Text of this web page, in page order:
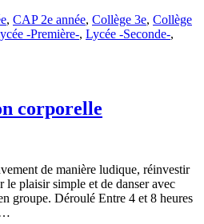
, CAP 2e année, Collège 3e, Collège
-Première-, Lycée -Seconde-,
corporelle
de manière ludique, réinvestir
le plaisir simple et de danser avec
groupe. Déroulé Entre 4 et 8 heures